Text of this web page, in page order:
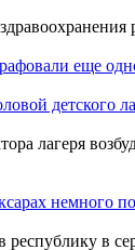
еще
детского
лагеря
немного
республику в